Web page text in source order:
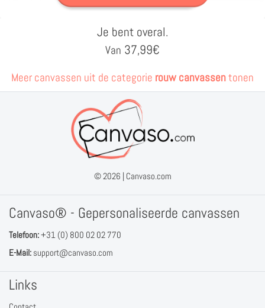
Je bent overal.
Van 37,99€
Meer canvassen uit de categorie rouw canvassentonen
© 2026 | Canvaso.com
Canvaso® - Gepersonaliseerde canvassen
Telefoon:+31 (0) 800 02 02 770
E-Mail: support@canvaso.com
Links